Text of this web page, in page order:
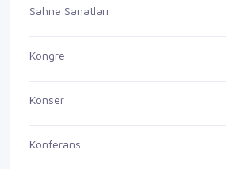
Sahne Sanatları
Kongre
Konser
Konferans